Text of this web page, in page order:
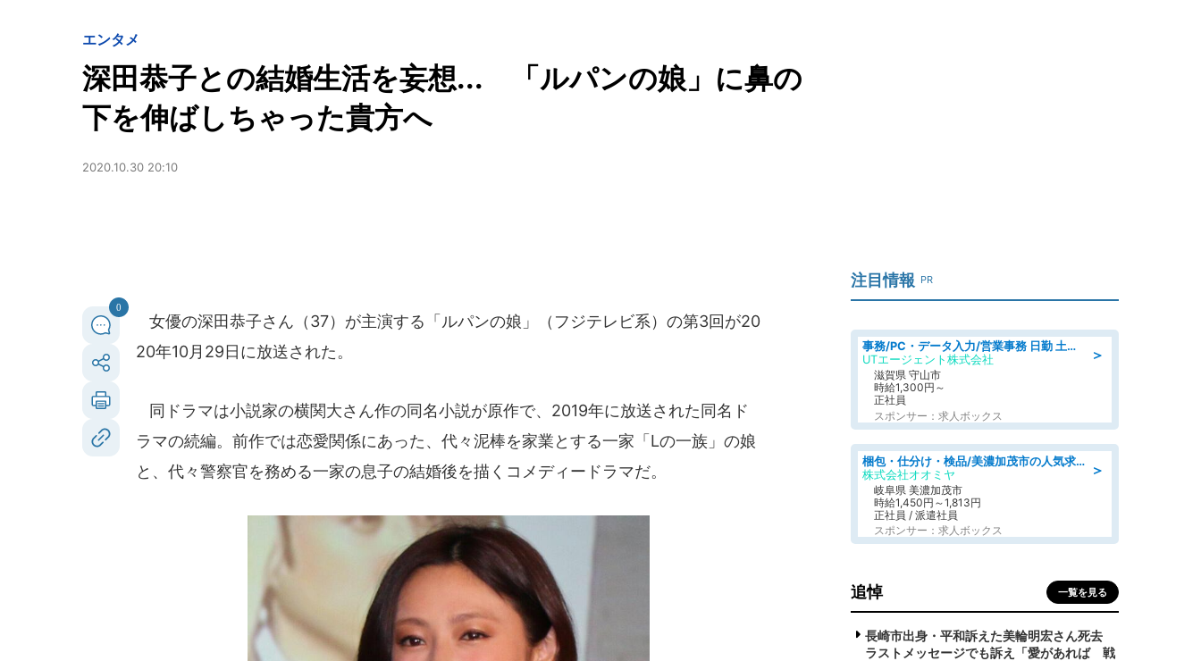
エンタメ
深田恭子との結婚生活を妄想... 「ルパンの娘」に鼻の
下を伸ばしちゃった貴方へ
2020.10.30 20:10
0
女優の深田恭子さん（37）が主演する「ルパンの娘」（フジテレビ系）の第3回が20
20年10月29日に放送された。
同ドラマは小説家の横関大さん作の同名小説が原作で、2019年に放送された同名ド
ラマの続編。前作では恋愛関係にあった、代々泥棒を家業とする一家「Lの一族」の娘
と、代々警察官を務める一家の息子の結婚後を描くコメディードラマだ。
注目情報 PR
＞
事務/PC・データ入力/営業事務 日勤 土日休み 船舶用のエンジンを扱う会社 総合事務
UTエージェント株式会社
滋賀県 守山市
時給1,300円～
正社員
スポンサー：求人ボックス
＞
梱包・仕分け・検品/美濃加茂市の人気求人仕分け/高時給/長期休暇充実
株式会社オオミヤ
岐阜県 美濃加茂市
時給1,450円～1,813円
正社員 / 派遣社員
スポンサー：求人ボックス
追悼 一覧を見る
長崎市出身・平和訴えた美輪明宏さん死去
ラストメッセージでも訴え「愛があれば 戦